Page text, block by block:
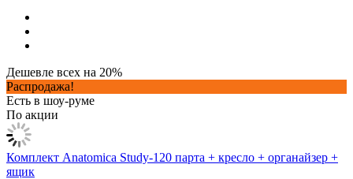
Дешевле всех на 20%
Распродажа!
Есть в шоу-руме
По акции
Комплект Anatomica Study-120 парта + кресло + органайзер +
ящик